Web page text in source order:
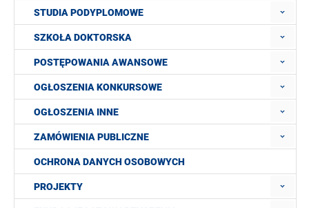
STUDIA PODYPLOMOWE
SZKOŁA DOKTORSKA
POSTĘPOWANIA AWANSOWE
OGŁOSZENIA KONKURSOWE
OGŁOSZENIA INNE
ZAMÓWIENIA PUBLICZNE
OCHRONA DANYCH OSOBOWYCH
PROJEKTY